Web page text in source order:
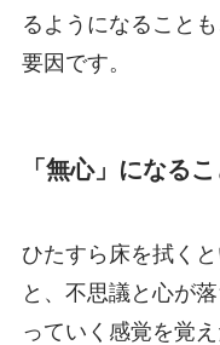
るようになること
要因です。
「無心」になる
ひたすら床を拭く
と、不思議と心が
っていく感覚を覚